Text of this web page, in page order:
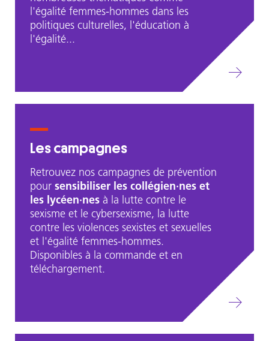
l'égalité femmes-hommes dans les
politiques culturelles, l'éducation à
l'égalité...
Les campagnes
Retrouvez nos campagnes de prévention
pour sensibiliser les collégien·nes et
les lycéen·nes à la lutte contre le
sexisme et le cybersexisme, la lutte
contre les violences sexistes et sexuelles
et l'égalité femmes-hommes.
Disponibles à la commande et en
téléchargement.